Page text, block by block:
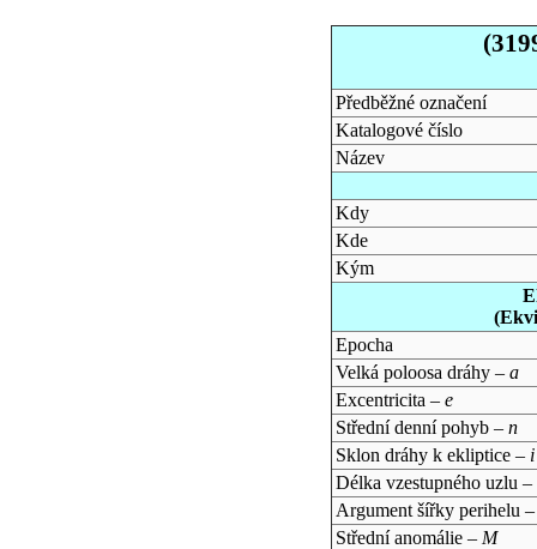
Předběžné označení
Katalogové číslo
Název
Kdy
Kde
Kým
Epocha
Velká poloosa dráhy – a
Excentricita – e
Střední denní pohyb – n
Sklon dráhy k ekliptice – i
Délka vzestupného uzlu –
Argument šířky perihelu
Střední anomálie – M